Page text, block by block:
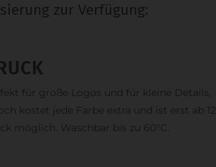
zur Verfügung:
für große Logos und für kleine Details,
kostet jede Farbe extra und ist erst ab 12
möglich. Waschbar bis zu 60°C.